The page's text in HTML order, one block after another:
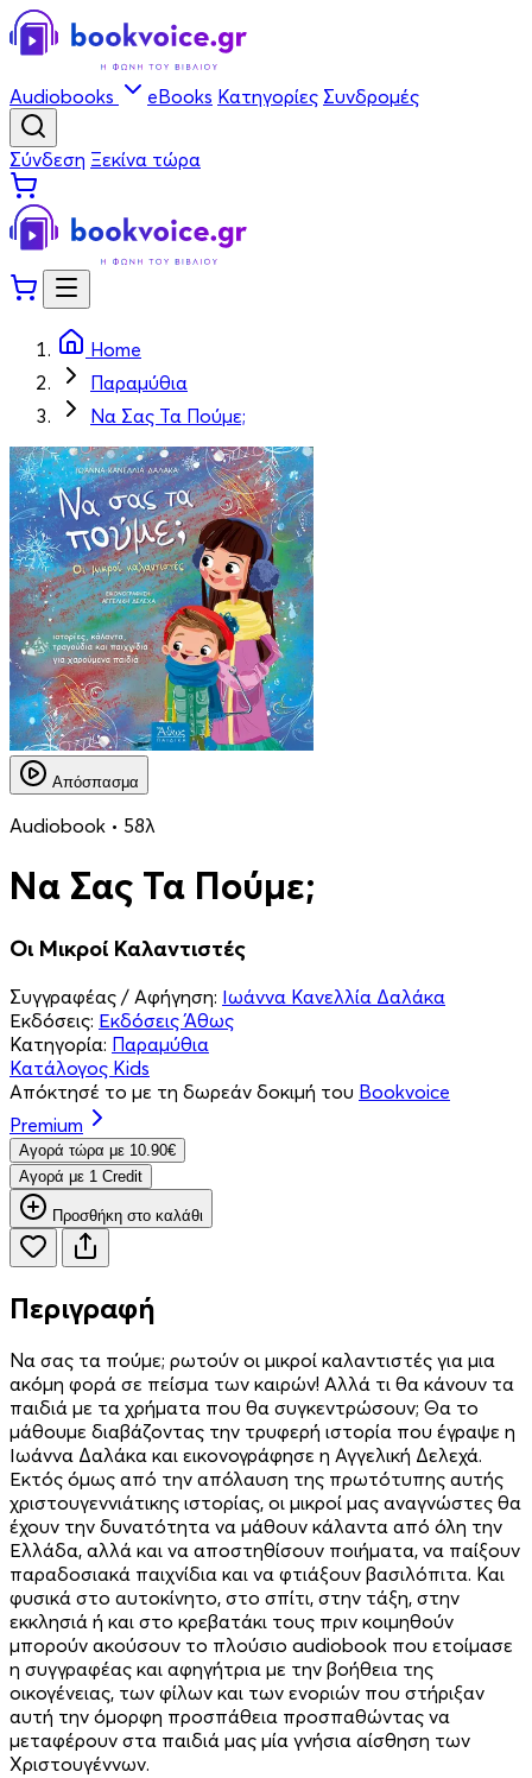
Audiobooks eBooks Κατηγορίες Συνδρομές
Σύνδεση Ξεκίνα τώρα
Home
Παραμύθια
Να Σας Τα Πούμε;
Απόσπασμα
Audiobook • 58λ
Να Σας Τα Πούμε;
Οι Μικροί Καλαντιστές
Συγγραφέας / Αφήγηση: Ιωάννα Κανελλία Δαλάκα
Εκδόσεις: Εκδόσεις Άθως
Κατηγορία: Παραμύθια
Κατάλογος Kids
Απόκτησέ το με τη δωρεάν δοκιμή του Bookvoice
Premium
Aγορά τώρα με 10.90€
Aγορά με 1 Credit
Προσθήκη στο καλάθι
Περιγραφή
Να σας τα πούμε; ρωτούν οι μικροί καλαντιστές για μια
ακόμη φορά σε πείσμα των καιρών! Αλλά τι θα κάνουν τα
παιδιά με τα χρήματα που θα συγκεντρώσουν; Θα το
μάθουμε διαβάζοντας την τρυφερή ιστορία που έγραψε η
Ιωάννα Δαλάκα και εικονογράφησε η Αγγελική Δελεχά.
Εκτός όμως από την απόλαυση της πρωτότυπης αυτής
χριστουγεννιάτικης ιστορίας, οι μικροί μας αναγνώστες θα
έχουν την δυνατότητα να μάθουν κάλαντα από όλη την
Ελλάδα, αλλά και να αποστηθίσουν ποιήματα, να παίξουν
παραδοσιακά παιχνίδια και να φτιάξουν βασιλόπιτα. Και
φυσικά στο αυτοκίνητο, στο σπίτι, στην τάξη, στην
εκκλησιά ή και στο κρεβατάκι τους πριν κοιμηθούν
μπορούν ακούσουν το πλούσιο audiobook που ετοίμασε
η συγγραφέας και αφηγήτρια με την βοήθεια της
οικογένειας, των φίλων και των ενοριών που στήριξαν
αυτή την όμορφη προσπάθεια προσπαθώντας να
μεταφέρουν στα παιδιά μας μία γνήσια αίσθηση των
Χριστουγέννων.